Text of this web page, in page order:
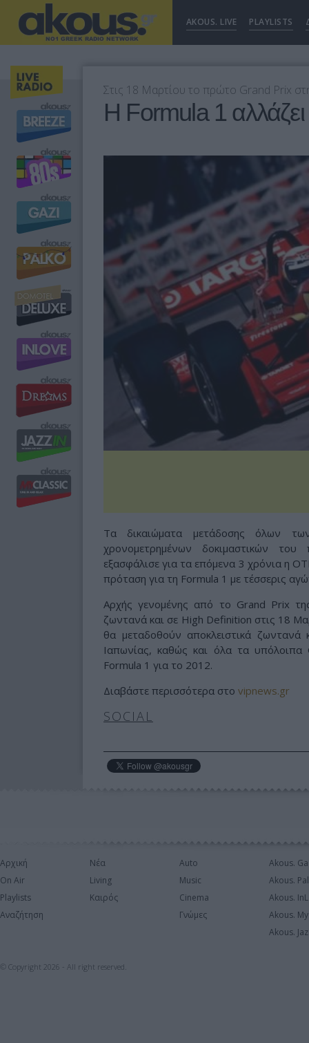
AKOUS. LIVE PLAYLISTS
Στις 18 Μαρτίου το πρώτο Grand Prix
H Formula 1 αλλάζει
Τα δικαιώματα μετάδοσης όλων
χρονομετρημένων δοκιμαστικών
εξασφάλισε για τα επόμενα 3 χρόνια η
πρόταση για τη Formula 1 με τέσσερις
Αρχής γενομένης από το Grand Prix
ζωντανά και σε High Definition στις 18
θα μεταδοθούν αποκλειστικά
Ιαπωνίας, καθώς και όλα τα
Formula 1 για το 2012.
Διαβάστε περισσότερα στο vipnews.gr
SOCIAL
Αρχική
On Air
Playlists
Αναζήτηση
Νέα
Living
Καιρός
Auto
Music
Cinema
Γνώμες
Akous.
Akous.
Akous.
Akous.
Akous.
© Copyright 2026 - All right reserved.